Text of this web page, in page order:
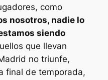
como
nosotros, nadie lo
siendo
que llevan
no triunfe,
final de temporada,